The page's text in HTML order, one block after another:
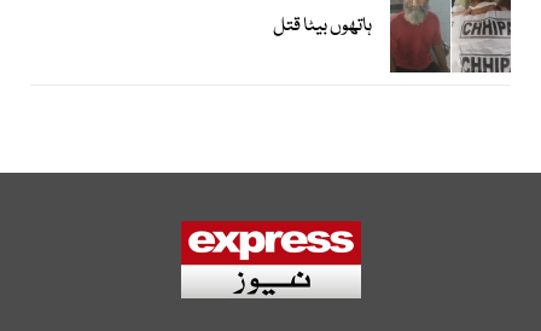
ہاتھوں بیٹا قتل